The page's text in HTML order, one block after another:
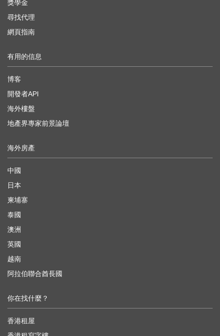
獎學金
尋找代理
網頁指南
有用的信息
博客
開發者API
海外樓盤
地產界專家前景論壇
海外房產
中國
日本
柬埔寨
泰國
澳洲
英國
越南
阿拉伯聯合酋長國
你在找什麼？
香港租屋